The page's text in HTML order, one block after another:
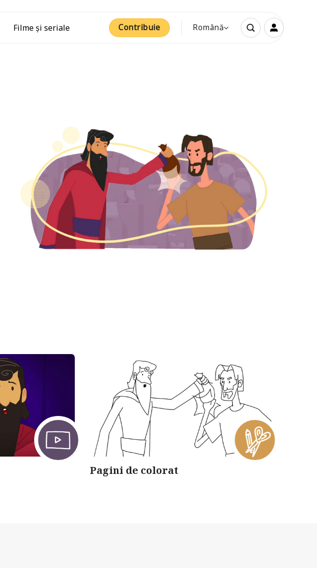
Filme și seriale Contribuie Română
Pagini de colorat